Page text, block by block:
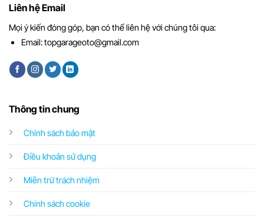
Thông tin chung
Chính sách bảo mật
Điều khoản sử dụng
Miễn trừ trách nhiệm
Chính sách cookie
Liên hệ Email
Mọi ý kiến đóng góp, bạn có thể liên hệ với chúng tôi qua:
Email:topgarageoto@gmail.com